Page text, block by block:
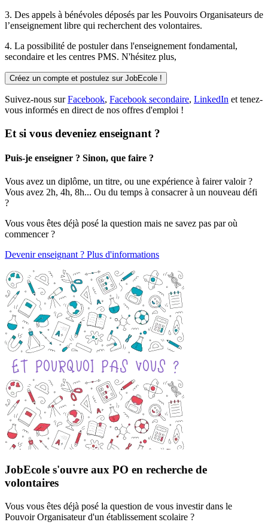
3. Des appels à bénévoles déposés par les Pouvoirs Organisateurs de
l’enseignement libre qui recherchent des volontaires.
4. La possibilité de postulerdans l'enseignement fondamental,
secondaire et les centres PMS. N'hésitez plus,
Créez un compte et postulez sur JobEcole !
Suivez-nous surFacebook, Facebook secondaire, LinkedIn et tenez-
vous informés en direct de nos offres d'emploi !
Et si vous deveniez enseignant ?
Puis-je enseigner ? Sinon, que faire ?
Vous avez un diplôme, un titre, ou une expérience à fairer valoir ?
Vous avez 2h, 4h, 8h... Ou du temps à consacrer à un nouveau défi
?
Vous vous êtes déjà posé la question mais ne savez pas par où
commencer ?
Devenir enseignant ? Plus d'informations
JobEcole s'ouvre aux PO en recherche de
volontaires
Vous vous êtes déjà posé la question de vous investir dans le
Pouvoir Organisateur d'un établissement scolaire ?